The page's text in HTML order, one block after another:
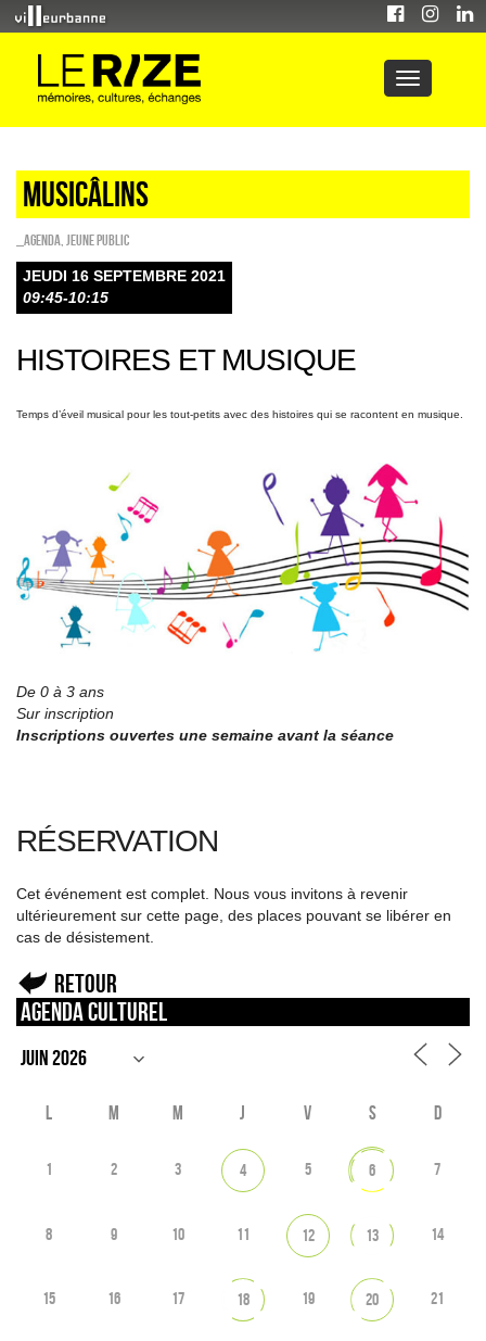
Musicâlins
_Agenda Jeune public
JEUDI 16 SEPTEMBRE 2021
09:45-10:15
HISTOIRES ET MUSIQUE
Temps d’éveil musical pour les tout-petits avec des histoires qui se racontent en musique.
De 0 à 3 ans
Sur inscription
Inscriptions ouvertes une semaine avant la séance
RÉSERVATION
Cet événement est complet. Nous vous invitons à revenir
ultérieurement sur cette page, des places pouvant se libérer en
cas de désistement.
Retour
Agenda culturel
L M M J V S D
1 2 3 4 5 6 7
8 9 10 11 12 13 14
15 16 17 18 19 20 21